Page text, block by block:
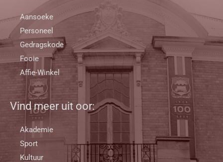
Aansoeke
Personeel
Gedragskode
Fooie
Affie-Winkel
Vind meer uit oor:
Akademie
Sport
Kultuur